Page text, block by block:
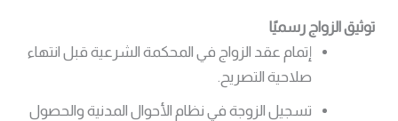
توثيق الزواج رسميًا
إتمام عقد الزواج في المحكمة الشرعية قبل انتهاء
صلاحية التصريح.
تسجيل الزوجة في نظام الأحوال المدنية والحصول